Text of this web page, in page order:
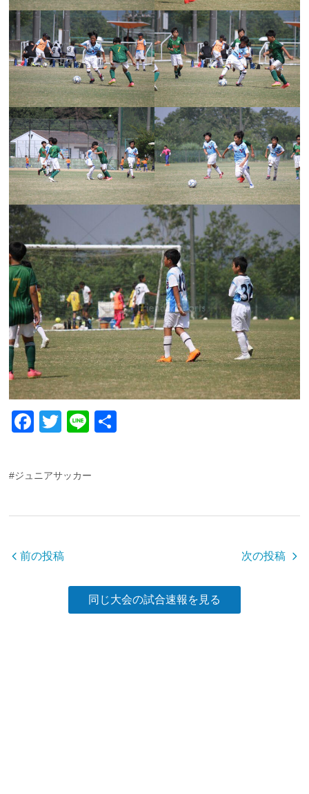
F
c
e
b
o
T
er
Li
#ジュニアサッカー
前の投稿 次の投稿
同じ大会の試合速報を見る